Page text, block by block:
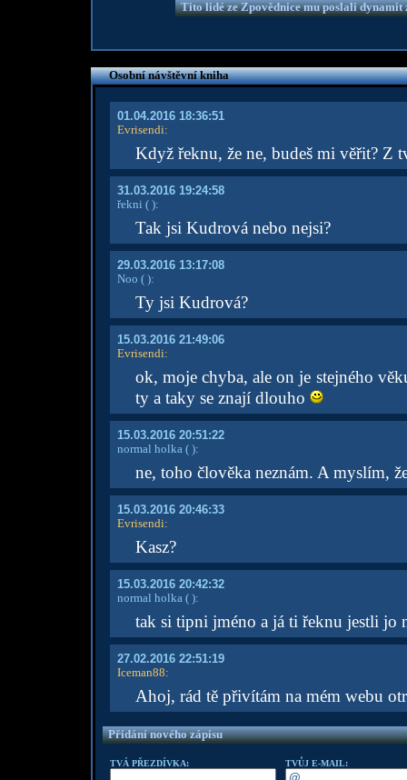
Tito lidé ze Zpovědnice mu poslali dynamit
Osobní návštěvní kniha
01.04.2016 18:36:51
Evrisendi:
Když řeknu, že ne, budeš mi věřit? Z
31.03.2016 19:24:58
řekni ( ):
Tak jsi Kudrová nebo nejsi?
29.03.2016 13:17:08
Noo ( ):
Ty jsi Kudrová?
15.03.2016 21:49:06
Evrisendi:
ok, moje chyba, ale on je stejného
ty a taky se znají dlouho
15.03.2016 20:51:22
normal holka( ):
ne, toho člověka neznám. A myslím,
15.03.2016 20:46:33
Evrisendi:
Kasz?
15.03.2016 20:42:32
normal holka( ):
tak si tipni jméno a já ti řeknu jestli jo
27.02.2016 22:51:19
Iceman88:
Ahoj, rád tě přivítám na mém webu
Přidání nového zápisu
TVÁ PŘEZDÍVKA: TVŮJ E-MAIL: